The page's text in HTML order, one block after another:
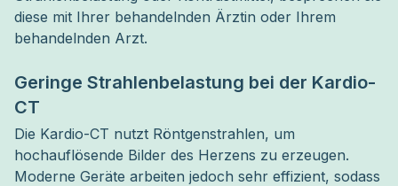
diese mit Ihrer behandelnden Ärztin oder Ihrem
behandelnden Arzt.
Geringe Strahlenbelastung bei der Kardio-
CT
Die Kardio-CT nutzt Röntgenstrahlen, um
hochauflösende Bilder des Herzens zu erzeugen.
Moderne Geräte arbeiten jedoch sehr effizient, sodass